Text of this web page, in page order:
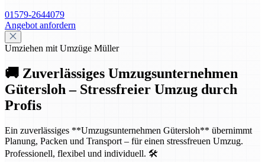
01579-2644079
Angebot anfordern
Umziehen mit Umzüge Müller
🚚 Zuverlässiges Umzugsunternehmen
Gütersloh – Stressfreier Umzug durch
Profis
Ein zuverlässiges **Umzugsunternehmen Gütersloh** übernimmt
Planung, Packen und Transport – für einen stressfreuen Umzug.
Professionell, flexibel und individuell. 🛠️